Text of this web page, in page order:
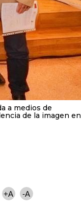
a medios de
de la imagen en
+A -A